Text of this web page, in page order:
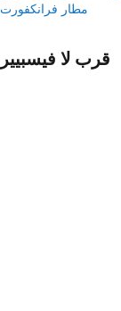
مطار فرانكفورت
قرب لا فيسبيير